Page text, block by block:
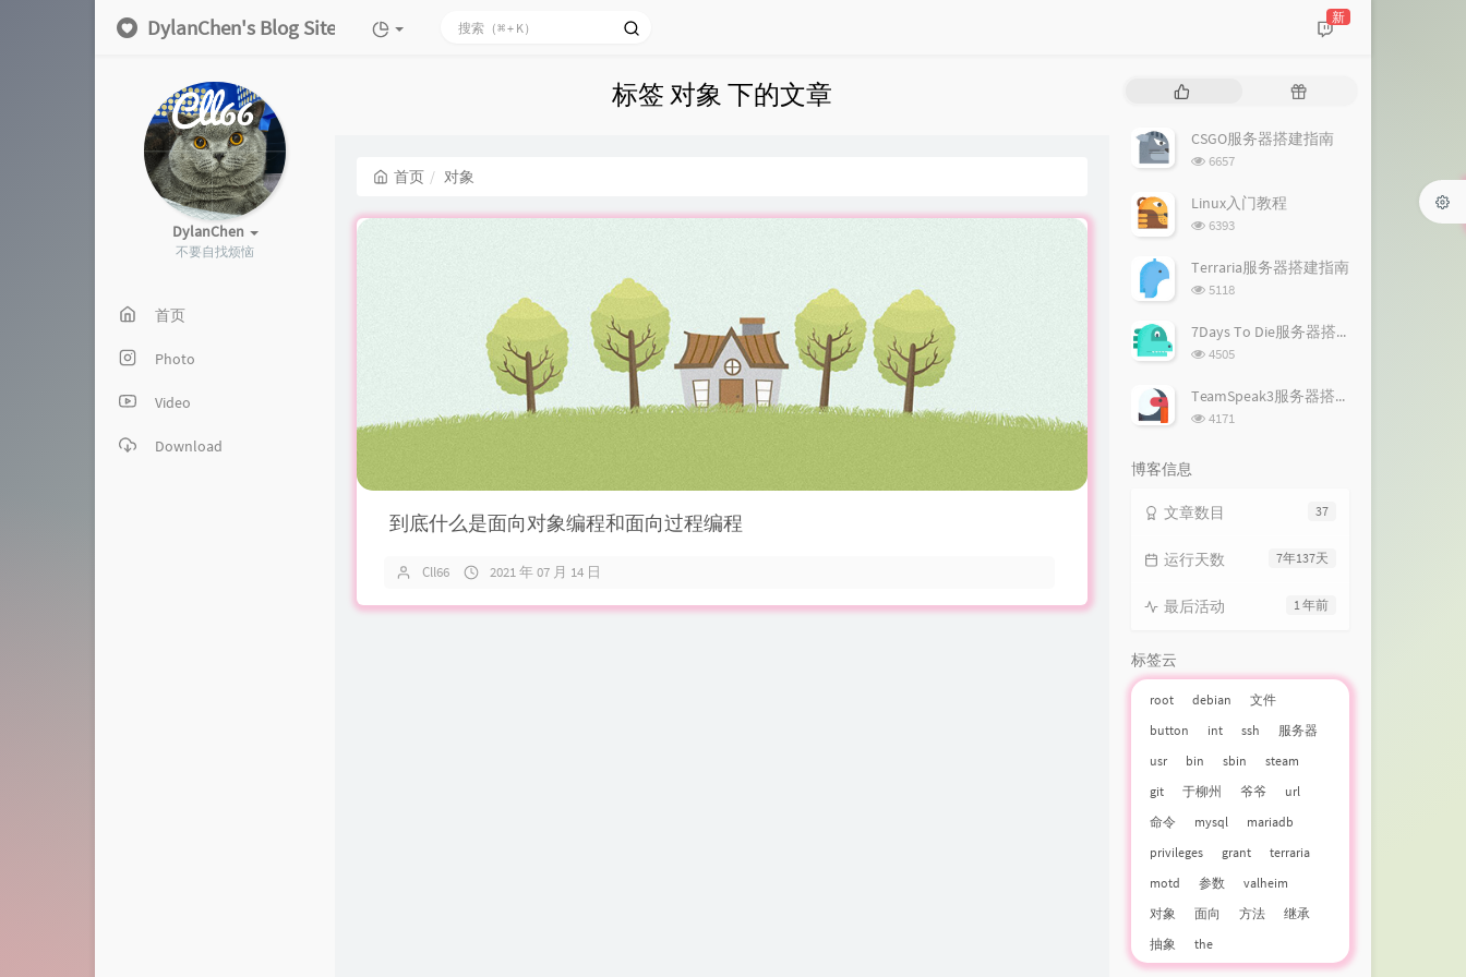
DylanChen's Blog Site 新
DylanChen
不要自找烦恼
首页
Photo
Video
Download
标签 对象 下的文章
首页 对象
到底什么是面向对象编程和面向过程编程
Cll66 2021 年 07 月 14 日
文
章
随
文
CSGO服务器搭建指南
浏
次
6657
Linux入门教程
浏
次
6393
Terraria服务器搭建指南
浏
次
数:
5118
7Days To Die服务器搭建指南
浏
次
4505
TeamSpeak3服务器搭建指南
浏
4171
博客信息
37
文章数目
7年137天
运行天数
1 年前
最后活动
标签云
root debian
文件
button
int ssh
服务器
usr
bin sbin
steam
git
于柳州 爷爷
url
命令
mysql
mariadb
privileges
grant
terraria
motd
参数
valheim
对象
面向 方法
继承
抽象
the